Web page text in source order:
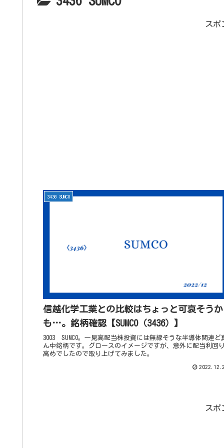
スポ
3436 SUMCO
信越化学工業との比較はちょっと可哀そうか
も…。銘柄確認【SUMCO（3436）】
3003 SUMCO。一見高配当株投資には無縁そうな半導体関連ど
ん中銘柄です。グロースのイメージですが、意外に配当利回り
高めでしたので取り上げてみました。
スポ